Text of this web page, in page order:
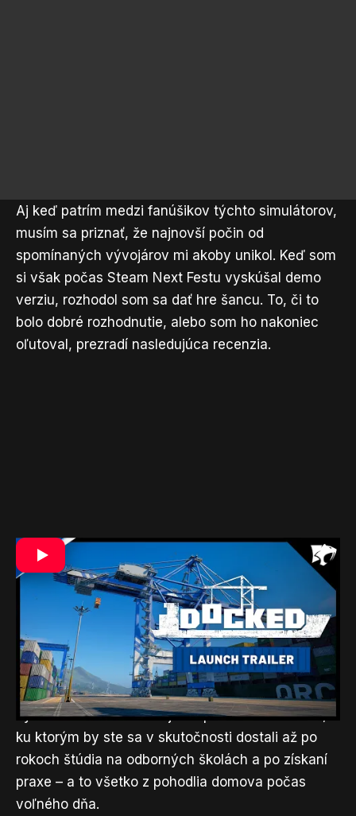
Aj keď patrím medzi fanúšikov týchto simulátorov,
musím sa priznať, že najnovší počin od
spomínaných vývojárov mi akoby unikol. Keď som
si však počas Steam Next Festu vyskúšal demo
verziu, rozhodol som sa dať hre šancu. To, či to
bolo dobré rozhodnutie, alebo som ho nakoniec
oľutoval, prezradí nasledujúca recenzia.
Očakávania
Myslím si, že nielen mne je jasné, čo fanúšikovia
tohto žánru v takýchto hrách hľadajú. V prvom
rade chcú presné zobrazenie nástrojov, ťažkej
techniky a pracovných postupov, ktoré ľudia
používajú na priemyselných pracoviskách.
Podstata týchto hier spočíva v tom, že si môžete
vyskúšať ovládanie strojov a prácu na miestach,
ku ktorým by ste sa v skutočnosti dostali až po
rokoch štúdia na odborných školách a po získaní
praxe – a to všetko z pohodlia domova počas
voľného dňa.